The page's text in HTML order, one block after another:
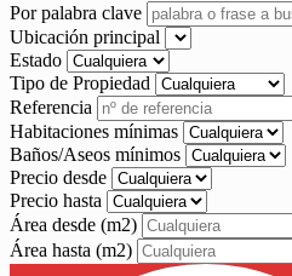
Por palabra clave
Ubicación principal
Estado
Tipo de Propiedad
Referencia
Habitaciones mínimas
Baños/Aseos mínimos
Precio desde
Precio hasta
Área desde (m2)
Área hasta (m2)